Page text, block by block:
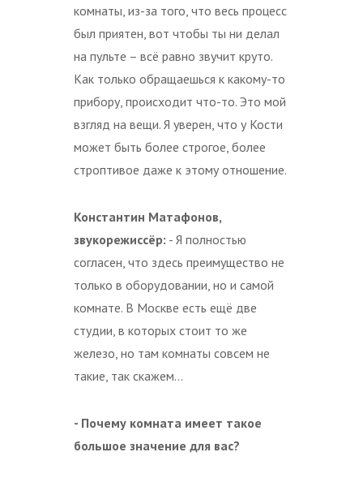
комнаты, из-за того, что весь процесс
был приятен, вот чтобы ты ни делал
на пульте – всё равно звучит круто.
Как только обращаешься к какому-то
прибору, происходит что-то. Это мой
взгляд на вещи. Я уверен, что у Кости
может быть более строгое, более
строптивое даже к этому отношение.
Константин Матафонов,
звукорежиссёр: - Я полностью
согласен, что здесь преимущество не
только в оборудовании, но и самой
комнате. В Москве есть ещё две
студии, в которых стоит то же
железо, но там комнаты совсем не
такие, так скажем…
- Почему комната имеет такое
большое значение для вас?